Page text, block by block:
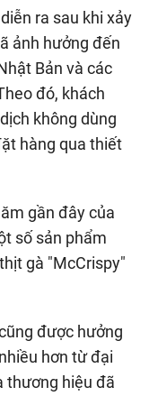
ra sau khi xảy
ảnh hưởng đến
Bản và các
đó, khách
không dùng
hàng qua thiết
gần đây của
số sản phẩm
gà "McCrispy"
được hưởng
hơn từ đại
thương hiệu đã